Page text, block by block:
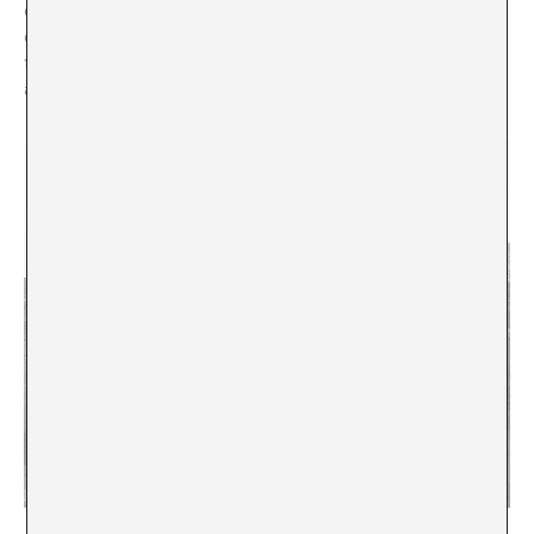
de luz, la desaparición de los elementos ornamentales
en aras de la funcionalidad y un creciente deseo de
fundirse con el entorno, con la estructura ligera de
acero y el muro de vidrio como agentes del cambio.